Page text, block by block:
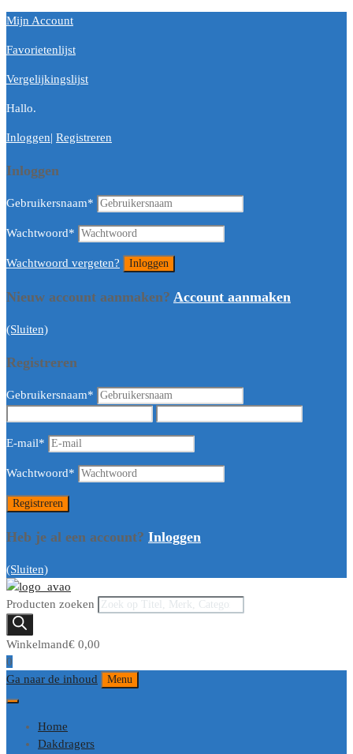
Mijn Account
Favorietenlijst
Vergelijkingslijst
Hallo.
Inloggen| Registreren
Inloggen
Gebruikersnaam*
Wachtwoord*
Wachtwoord vergeten?
Nieuw account aanmaken? Account aanmaken
(Sluiten)
Registreren
Gebruikersnaam*
E-mail*
Wachtwoord*
Heb je al een account? Inloggen
(Sluiten)
Producten zoeken
Winkelmand€ 0,00
0
Ga naar de inhoud
Menu
Home
Dakdragers